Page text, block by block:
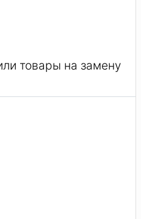
товары на замену